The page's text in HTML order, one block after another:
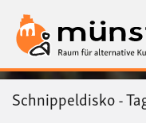
Schnippeldisko -